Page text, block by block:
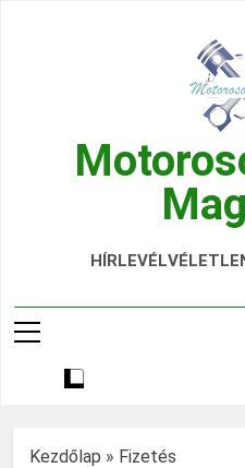
Hírek, Tesztek, Élmények
HÍRLEVÉL
Kezdőlap » Fizetés